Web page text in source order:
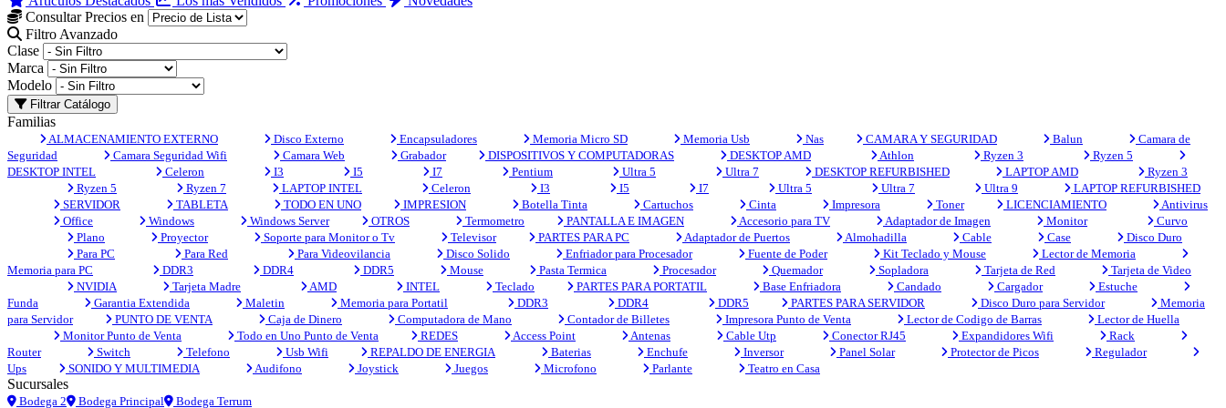
Consultar Precios en
Filtro Avanzado
Clase
Marca
Modelo
Filtrar Catálogo
Familias
ALMACENAMIENTO EXTERNO Disco Externo Encapsuladores Memoria Micro SD Memoria Usb Nas CAMARA Y SEGURIDAD Balun
Camara de
Seguridad
Camara Seguridad Wifi Camara Web Grabador DISPOSITIVOS Y COMPUTADORAS DESKTOP AMD Athlon Ryzen 3
Ryzen 5
DESKTOP INTEL
Celeron I3 I5 I7 Pentium Ultra 5 Ultra 7 DESKTOP REFURBISHED LAPTOP AMD
Ryzen 3
Ryzen 5
Ryzen 7 LAPTOP INTEL Celeron I3 I5 I7 Ultra 5 Ultra 7 Ultra 9
LAPTOP REFURBISHED
SERVIDOR
TABLETA TODO EN UNO IMPRESION Botella Tinta Cartuchos Cinta Impresora Toner LICENCIAMIENTO
Antivirus
Office
Windows Windows Server OTROS Termometro PANTALLA E IMAGEN Accesorio para TV Adaptador de Imagen Monitor
Curvo
Plano
Proyector Soporte para Monitor o Tv Televisor PARTES PARA PC Adaptador de Puertos Almohadilla Cable Case
Disco Duro
Para PC
Para Red Para Videovilancia Disco Solido Enfriador para Procesador Fuente de Poder Kit Teclado y Mouse
Lector de Memoria
Memoria para PC
DDR3 DDR4 DDR5 Mouse Pasta Termica Procesador Quemador Sopladora Tarjeta de Red
Tarjeta de Video
NVIDIA
Tarjeta Madre AMD INTEL Teclado PARTES PARA PORTATIL Base Enfriadora Candado Cargador
Estuche
Funda
Garantia Extendida Maletin Memoria para Portatil DDR3 DDR4 DDR5 PARTES PARA SERVIDOR Disco Duro para Servidor
Memoria
para Servidor
PUNTO DE VENTA Caja de Dinero Computadora de Mano Contador de Billetes Impresora Punto de Venta Lector de Codigo de Barras
Lector de Huella
Monitor Punto de Venta
Todo en Uno Punto de Venta REDES Access Point Antenas Cable Utp Conector RJ45 Expandidores Wifi
Rack
Router
Switch Telefono Usb Wifi REPALDO DE ENERGIA Baterias Enchufe Inversor Panel Solar Protector de Picos
Regulador
Ups
SONIDO Y MULTIMEDIA Audifono Joystick Juegos Microfono Parlante Teatro en Casa
Sucursales
Bodega 2 Bodega Principal Bodega Terrum